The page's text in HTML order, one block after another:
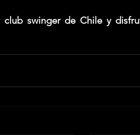
swinger de Chile y